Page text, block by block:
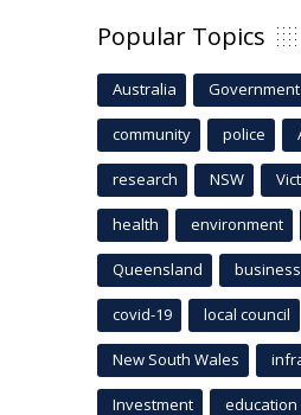
Popular Topics
Australia Government
community police
research NSW
health environment
Queensland business
covid-19 local council
New South Wales
Investment education